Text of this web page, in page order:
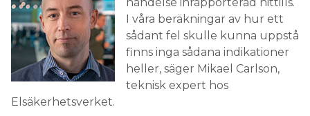
händelse inrapporterad hittills.
I våra beräkningar av hur ett
sådant fel skulle kunna uppstå
finns inga sådana indikationer
heller, säger Mikael Carlson,
teknisk expert hos
Elsäkerhetsverket.